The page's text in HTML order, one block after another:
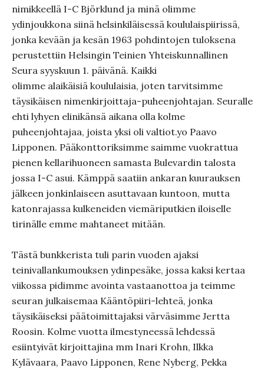
nimikkeellä I-C Björklund ja minä olimme
ydinjoukkona siinä helsinkiläisessä koululaispiirissä,
jonka kevään ja kesän 1963 pohdintojen tuloksena
perustettiin Helsingin Teinien Yhteiskunnallinen
Seura syyskuun 1. päivänä. Kaikki
olimme alaikäisiä koululaisia, joten tarvitsimme
täysikäisen nimenkirjoittaja-puheenjohtajan. Seuralle
ehti lyhyen elinikänsä aikana olla kolme
puheenjohtajaa, joista yksi oli valtiot.yo Paavo
Lipponen. Pääkonttoriksimme saimme vuokrattua
pienen kellarihuoneen samasta Bulevardin talosta
jossa I-C asui. Kämppä saatiin ankaran kuurauksen
jälkeen jonkinlaiseen asuttavaan kuntoon, mutta
katonrajassa kulkeneiden viemäriputkien iloiselle
tirinälle emme mahtaneet mitään.
Tästä bunkkerista tuli parin vuoden ajaksi
teinivallankumouksen ydinpesäke, jossa kaksi kertaa
viikossa pidimme avointa vastaanottoa ja teimme
seuran julkaisemaa Kääntöpiiri-lehteä, jonka
täysikäiseksi päätoimittajaksi värväsimme Jertta
Roosin. Kolme vuotta ilmestyneessä lehdessä
esiintyivät kirjoittajina mm Inari Krohn, Ilkka
Kylävaara, Paavo Lipponen, Rene Nyberg, Pekka